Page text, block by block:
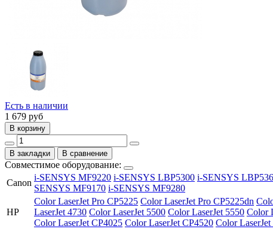
Есть в наличии
1 679 руб
В корзину
В закладки В сравнение
Совместимое оборудование:
Canon
i-SENSYS MF9220 i-SENSYS LBP5300 i-SENSYS
SENSYS MF9170 i-SENSYS MF9280
HP
Color LaserJet Pro CP5225 Color LaserJet Pro CP5225dn
LaserJet 4730 Color LaserJet 5500 Color LaserJet 5550 Color
Color LaserJet CP4025 Color LaserJet CP4520 Color